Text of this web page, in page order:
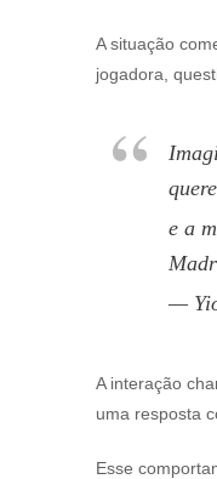
A situação
jogadora,
e a
—
A interação
uma resposta
Esse